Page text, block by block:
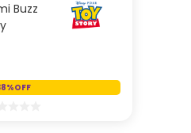
Buzz
OFF